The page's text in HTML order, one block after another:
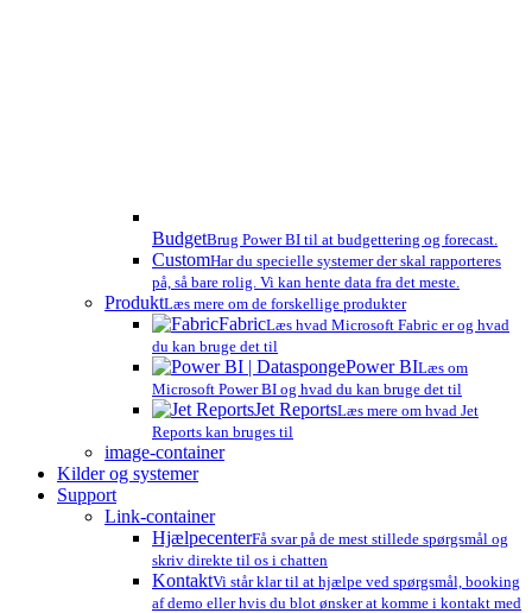
BudgetBrug Power BI til at budgettering og forecast.
CustomHar du specielle systemer der skal rapporteres
på, så bare rolig. Vi kan hente data fra det meste.
ProduktLæs mere om de forskellige produkter
FabricLæs hvad Microsoft Fabric er og hvad
du kan bruge det til
Power BILæs om
Microsoft Power BI og hvad du kan bruge det til
Jet ReportsLæs mere om hvad Jet
Reports kan bruges til
image-container
Kilder og systemer
Support
Link-container
HjælpecenterFå svar på de mest stillede spørgsmål og
skriv direkte til os i chatten
KontaktVi står klar til at hjælpe ved spørgsmål, booking
af demo eller hvis du blot ønsker at komme i kontakt med